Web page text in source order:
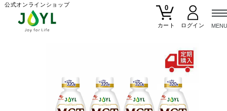
公式オンラインショップ
0
カート